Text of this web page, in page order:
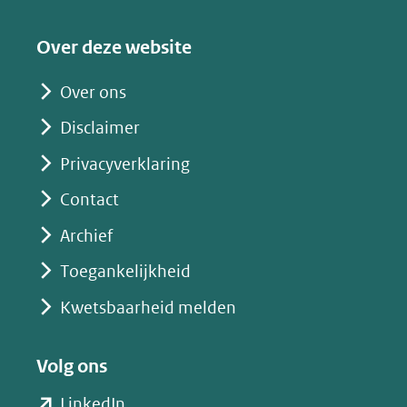
Over deze website
Over ons
Disclaimer
Privacyverklaring
Contact
Archief
Toegankelijkheid
Kwetsbaarheid melden
Volg ons